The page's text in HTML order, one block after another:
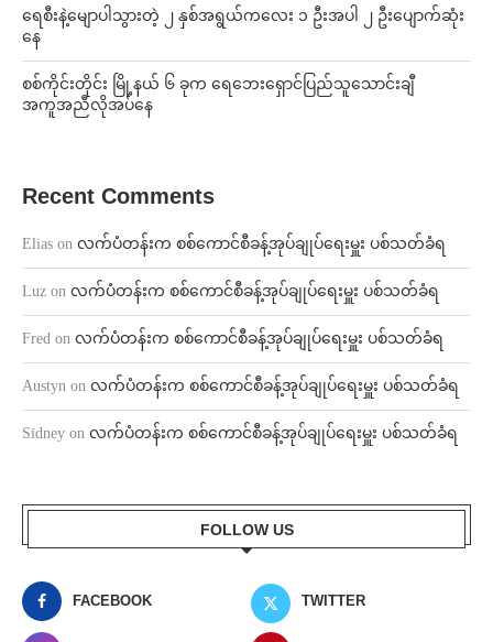
ရေစီးနဲ့မျောပါသွားတဲ့ ၂ နှစ်အရွယ်ကလေး ၁ ဦးအပါ ၂ ဦးပျောက်ဆုံး
နေ
စစ်ကိုင်းတိုင်း မြို့နယ် ၆ ခုက ရေဘေးရှောင်ပြည်သူသောင်းချီ
အကူအညီလိုအပ်နေ
Recent Comments
Elias on လက်ပံတန်းက စစ်ကောင်စီခန့်အုပ်ချုပ်ရေးမှူး ပစ်သတ်ခံရ
Luz on လက်ပံတန်းက စစ်ကောင်စီခန့်အုပ်ချုပ်ရေးမှူး ပစ်သတ်ခံရ
Fred on လက်ပံတန်းက စစ်ကောင်စီခန့်အုပ်ချုပ်ရေးမှူး ပစ်သတ်ခံရ
Austyn on လက်ပံတန်းက စစ်ကောင်စီခန့်အုပ်ချုပ်ရေးမှူး ပစ်သတ်ခံရ
Sidney on လက်ပံတန်းက စစ်ကောင်စီခန့်အုပ်ချုပ်ရေးမှူး ပစ်သတ်ခံရ
FOLLOW US
FACEBOOK TWITTER